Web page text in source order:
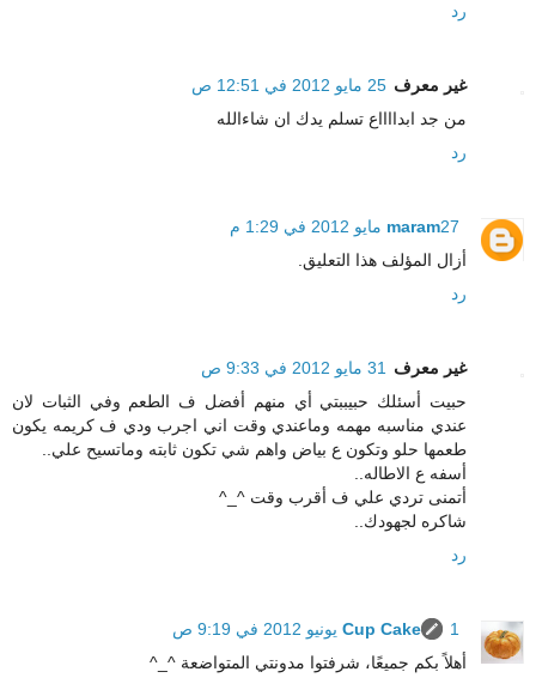
رد
غير معرف 25 مايو 2012 في 12:51 ص
من جد ابدااااع تسلم يدك ان شاءالله
رد
maram27 مايو 2012 في 1:29 م
أزال المؤلف هذا التعليق.
رد
غير معرف
31 مايو 2012 في 9:33 ص
حبيت أسئلك حبيببتي أي منهم أفضل ف الطعم وفي الثبات لان
عندي مناسبه مهمه وماعندي وقت اني اجرب ودي ف كريمه يكون
طعمها حلو وتكون ع بياض واهم شي تكون ثابته وماتسيح علي..
أسفه ع الاطاله..
أتمنى تردي علي ف أقرب وقت ^_^
شاكره لجهودك..
رد
Cup Cake
1 يونيو 2012 في 9:19 ص
أهلاً بكم جميعًا، شرفتوا مدونتي المتواضعة ^_^